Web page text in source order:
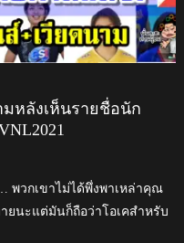
หลังเห็นรายชื่อนัก
พวกเขาไม่ได้พึ่งพาเหล่าคุณ
นะแต่มันก็ถือว่าโอเคสำหรับ